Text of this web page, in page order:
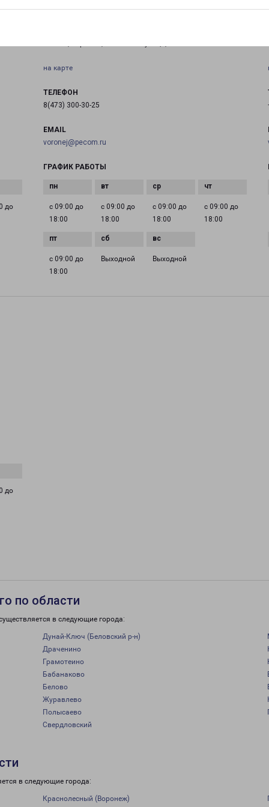
до
на карте
ТЕЛЕФОН
8(473) 300-30-25
EMAIL
voronej@pecom.ru
ГРАФИК РАБОТЫ
с 09:00 до
18:00
с 09:00 до
18:00
с 09:00 до
18:00
с 09:00 до
18:00
с 09:00 до
18:00
Выходной Выходной
до
по области
в следующие города:
Дунай-Ключ (Беловский р-н)
Драченино
Грамотеино
Бабанаково
Белово
Журавлево
Полысаево
Свердловский
в следующие города:
Краснолесный (Воронеж)